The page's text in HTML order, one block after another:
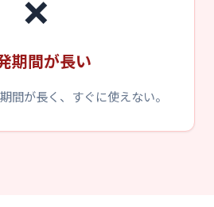
❌
期間が長い
間が長く、すぐに使えない。